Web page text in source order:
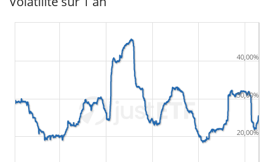
20,00%
30,00%
40,00%